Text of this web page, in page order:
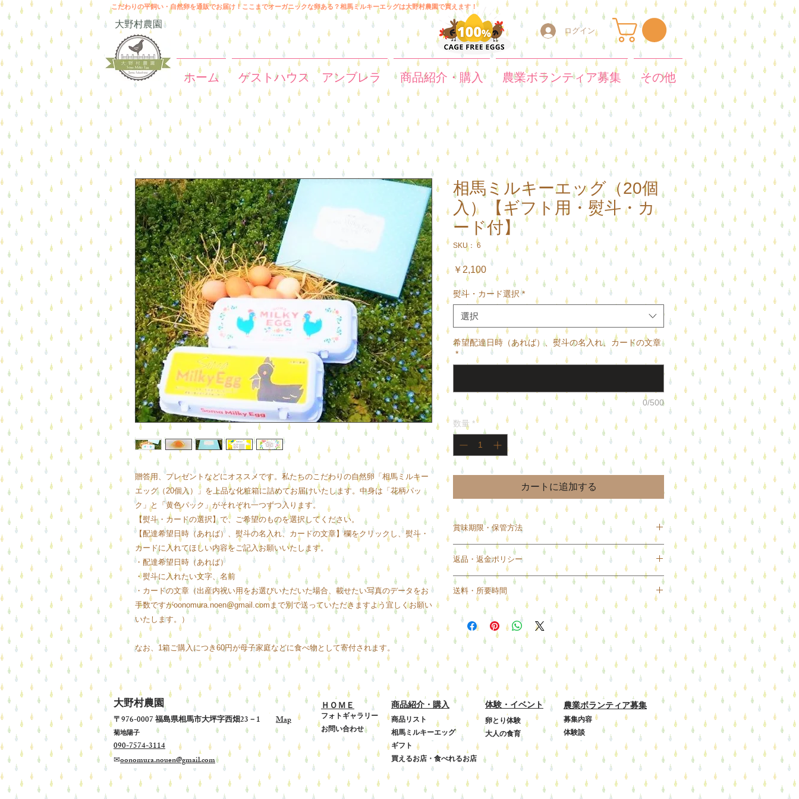
大野村農園 ログイン
こだわりの平飼い・自然卵を通販でお届け！ここまでオーガニックな卵ある？相馬ミルキーエッグは大野村農園で買えます！
ホーム ゲストハウス アンブレラ 商品紹介・購入 農業ボランティア募集 その他
贈答用、プレゼントなどにオススメです。私たちのこだわりの自然卵「相馬ミルキー
エッグ（20個入）」を上品な化粧箱に詰めてお届けいたします。中身は「花柄パッ
ク」と「黄色パック」がそれぞれ一つずつ入ります。
【熨斗・カードの選択】で、ご希望のものを選択してください。
【配達希望日時（あれば）、熨斗の名入れ、カードの文章】欄をクリックし、熨斗・
カードに入れてほしい内容をご記入お願いいたします。
・配達希望日時（あれば）
・熨斗に入れたい文字、名前
・カードの文章（出産内祝い用をお選びいただいた場合、載せたい写真のデータをお
手数ですがoonomura.noen@gmail.comまで別で送っていただきますよう宜しくお願い
いたします。）
なお、1箱ご購入につき60円が母子家庭などに食べ物として寄付されます。
相馬ミルキーエッグ（20個
入）【ギフト用・熨斗・カ
ード付】
SKU： 6
￥2,100価
格
熨斗・カード選択 *
選択
希望配達日時（あれば）、熨斗の名入れ、カードの文章
*
0/500
数量 *
カートに追加する
賞味期限・保管方法
生食の場合は産卵後2週間以内にお召し上がりくださ
い。2週間後以降は十分過熱してお召し上がりくださ
い。
お買い上げ後は冷蔵庫で保管してください。
返品・返金ポリシー
【返品期限】商品到着後７日以内とさせていただきま
す。
【返品送料】お客様都合の場合はご容赦ください。ただ
し、不良品交換、誤品配送交換は当社負担とさせていた
だきます。
【商品に不備があった場合】
・品質には万全を期しておりますが、万一不良・破損・
誤納などがございましたら直ちにご連絡下さい。速やか
に交換・返品等にて対応させていただきます。商品到着
後3日以内にメールまたは電話でご連絡ください。それ
を過ぎますと返品交換のご要望はお受けできなくなりま
すので、ご了承ください。
・生鮮食品のため、お客様都合による商品の返品・交換
はお受けしておりません。ご了承ください。
送料・所要時間
【送料】国内一律880円
【所要時間】
・通常即日～4日以内に発送いたします。
・産卵数の都合上、5日以上お待ちいただくこともあり
ますが、ご了承ください
・また、配送ご希望日にお応えできない場合がありま
す。ご了承ください。
大野村農園
〒976-0007 福島県相馬市大坪字西畑23－1 Map
​菊地陽子
090-7574-3114
✉oonomura.nouen@gmail.com
ＨＯＭＥ
フォトギャラリー
お問い合わせ
商品紹介・購入
商品リスト
相馬ミルキーエッグ
ギフト
買えるお店・食べれるお店
体験・イベント
卵とり体験
大人の食育
農業ボランティア募集
募集内容
体験談